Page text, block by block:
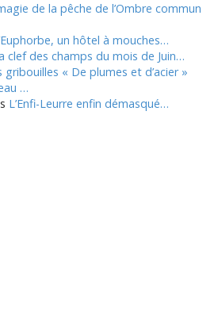
de la pêche de l’Ombre commun
un hôtel à mouches…
clef des champs du mois de Juin…
gribouilles « De plumes et d’acier »
…
L’Enfi-Leurre enfin démasqué…